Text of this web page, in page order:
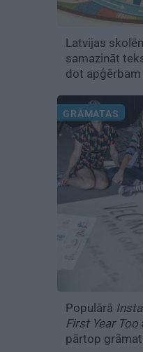
Latvijas
samazināt
dot apģērbam
GRĀMATAS
Populārā
First Year Too
pārtop